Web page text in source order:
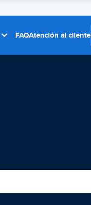
FAQAtención al cliente